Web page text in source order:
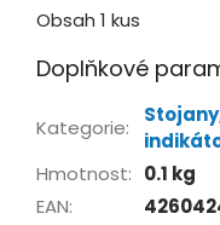
Obsah 1 kus
Doplňkové
Kategorie:
Hmotnost: 0.1 kg
EAN: